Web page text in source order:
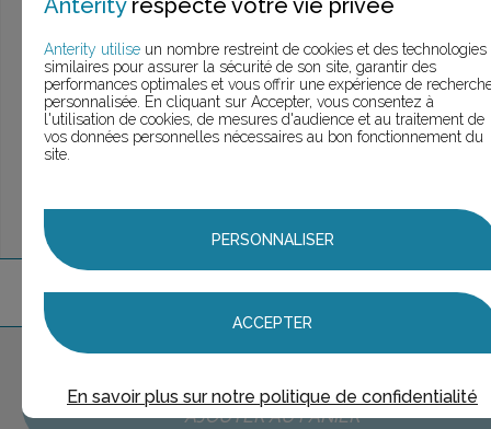
> Voir larecherche personnalisée
UNE QUESTION ?
ÉCHANGEONS
marquestrouvées
Aucune marque sélectionnée
AJOUTER AU PANIER
Anterityrespecte votre vie privée
Anterity utilise un nombre restreint de cookies et des technologies
similaires pour assurer la sécurité de son site, garantir des
performances optimales et vous offrir une expérience de
personnalisée. En cliquant sur Accepter, vous consentez à
l'utilisation de cookies, de mesures d'audience et au traitement de
vos données personnelles nécessaires au bon fonctionnement du
site.
PERSONNALISER
ACCEPTER
En savoir plus sur notre politique de confidentialité